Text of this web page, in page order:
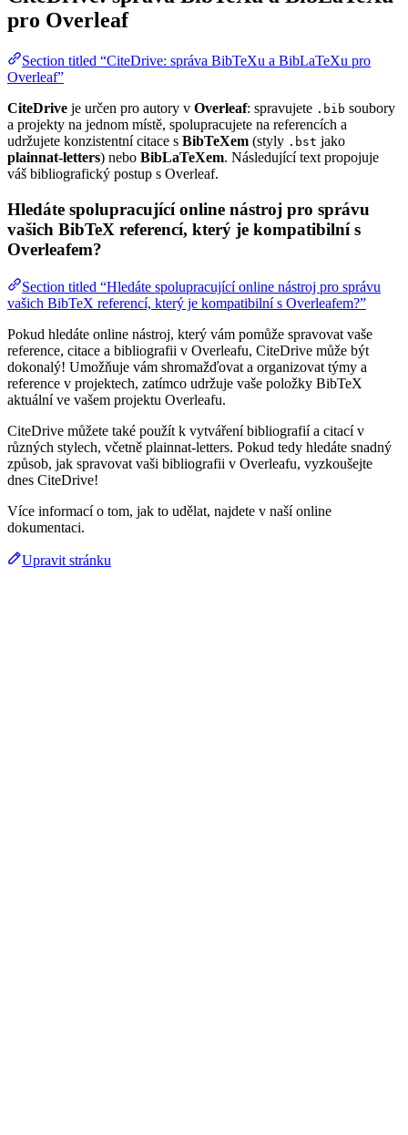
pro Overleaf
Section titled “CiteDrive: správa BibTeXu a BibLaTeXu pro
Overleaf”
CiteDrive je určen pro autory v Overleaf: spravujete .bib soubory
a projekty na jednom místě, spolupracujete na referencích a
udržujete konzistentní citace s BibTeXem (styly .bst jako
plainnat-letters) nebo BibLaTeXem. Následující text propojuje
váš bibliografický postup s Overleaf.
Hledáte spolupracující online nástroj pro správu
vašich BibTeX referencí, který je kompatibilní s
Overleafem?
Section titled “Hledáte spolupracující online nástroj pro správu
vašich BibTeX referencí, který je kompatibilní s Overleafem?”
Pokud hledáte online nástroj, který vám pomůže spravovat vaše
reference, citace a bibliografii v Overleafu, CiteDrive může být
dokonalý! Umožňuje vám shromažďovat a organizovat týmy a
reference v projektech, zatímco udržuje vaše položky BibTeX
aktuální ve vašem projektu Overleafu.
CiteDrive můžete také použít k vytváření bibliografií a citací v
různých stylech, včetně plainnat-letters. Pokud tedy hledáte snadný
způsob, jak spravovat vaši bibliografii v Overleafu, vyzkoušejte
dnes CiteDrive!
Více informací o tom, jak to udělat, najdete v naší online
dokumentaci.
Upravit stránku